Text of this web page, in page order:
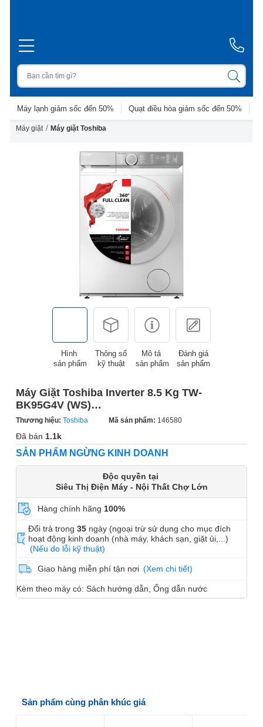
Máy lạnh giảm sốc đến 50% Quạt điều hòa giảm sốc đến 50%
Máy giặt / Máy giặt Toshiba
Hình
sản phẩm
Thông số
kỹ thuật
Mô tả
sản phẩm
Đánh giá
sản phẩm
Máy Giặt Toshiba Inverter 8.5 Kg TW-
BK95G4V (WS)
(Sản phẩm trưng bày)
Thương hiệu: Toshiba Mã sản phẩm: 146580
Đã bán 1.1k
SẢN PHẨM NGỪNG KINH DOANH
Độc quyền tại
Siêu Thị Điện Máy - Nội Thất Chợ Lớn
Hàng chính hãng 100%
Đổi trả trong 35ngày (ngoại trừ sử dụng cho mục đích
hoạt động kinh doanh (nhà máy, khách sạn, giặt ủi,...)
(Nếu do lỗi kỹ thuật)
Giao hàng miễn phí tận nơi (Xem chi tiết)
Kèm theo máy có: Sách hướng dẫn, Ống dẫn nước
Sản phẩm cùng phân khúc giá